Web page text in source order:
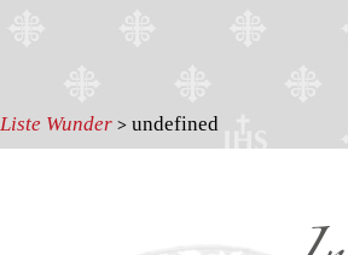
Liste Wunder > undefined